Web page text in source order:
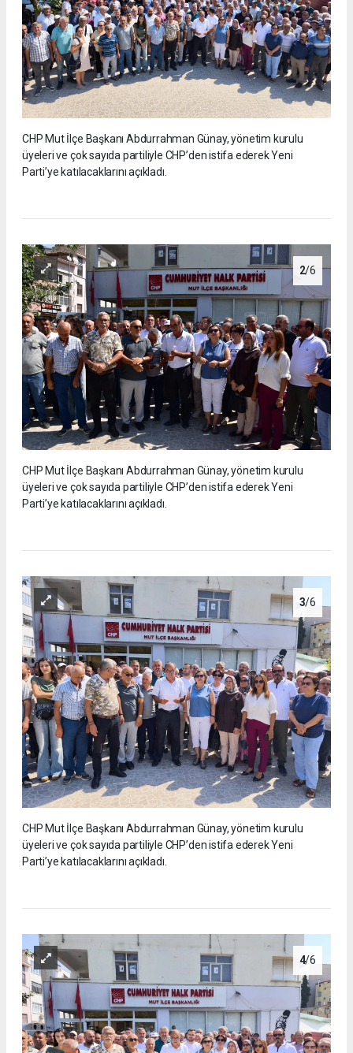
CHP Mut İlçe Başkanı Abdurrahman Günay, yönetim kurulu
üyeleri ve çok sayıda partiliyle CHP’den istifa ederek Yeni
Parti’ye katılacaklarını açıkladı.
2/6
CHP Mut İlçe Başkanı Abdurrahman Günay, yönetim kurulu
üyeleri ve çok sayıda partiliyle CHP’den istifa ederek Yeni
Parti’ye katılacaklarını açıkladı.
3/6
CHP Mut İlçe Başkanı Abdurrahman Günay, yönetim kurulu
üyeleri ve çok sayıda partiliyle CHP’den istifa ederek Yeni
Parti’ye katılacaklarını açıkladı.
4/6